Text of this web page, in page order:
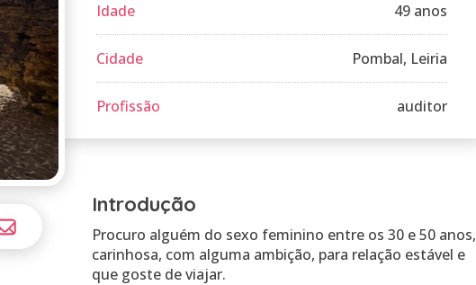
Idade 49 anos
Cidade Pombal, Leiria
Profissão auditor
Introdução
Procuro alguém do sexo feminino entre os 30 e 50 anos,
carinhosa, com alguma ambição, para relação estável e
que goste de viajar.